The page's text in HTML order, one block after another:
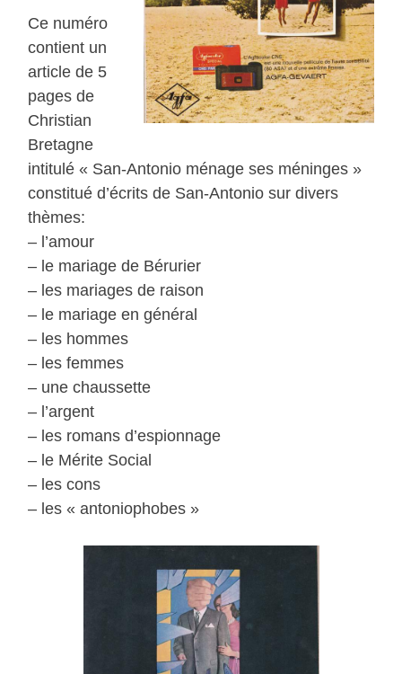
Ce numéro
contient un
article de 5
pages de
Christian
Bretagne
intitulé « San-Antonio ménage ses méninges »
constitué d’écrits de San-Antonio sur divers
thèmes:
– l’amour
– le mariage de Bérurier
– les mariages de raison
– le mariage en général
– les hommes
– les femmes
– une chaussette
– l’argent
– les romans d’espionnage
– le Mérite Social
– les cons
– les « antoniophobes »